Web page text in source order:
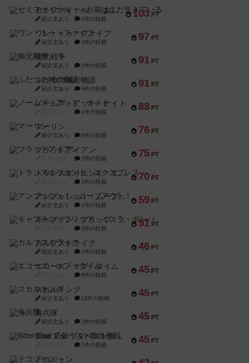
103 PT
セミファイナル ～お前はまだ生きている～
紹介文あり 1件の投稿
97 PT
ワン・トゥ・ファイブ
紹介文あり 1件の投稿
91 PT
南北戦争
紹介文あり 1件の投稿
91 PT
ふたつの城の物語
紹介文あり 6件の投稿
88 PT
ノームズ・アット・ナイト
1件の投稿
76 PT
マーリン
紹介文あり 6件の投稿
75 PT
フラットアイアン
2件の投稿
70 PT
トランスオリエント・エクスプレス
1件の投稿
59 PT
アンブッシュ！：ムーブアウト！
紹介文あり 1件の投稿
51 PT
キャプテン・フリップ：イスラ・ボンバ
2件の投稿
46 PT
ガルフストライク
紹介文あり 1件の投稿
45 PT
エコーズ・オブ・タイム
8件の投稿
45 PT
スカルキング
紹介文あり 12件の投稿
45 PT
海兵隊
紹介文あり 1件の投稿
45 PT
Bitter End ブタペスト救出作戦
1件の投稿
ドコジャン